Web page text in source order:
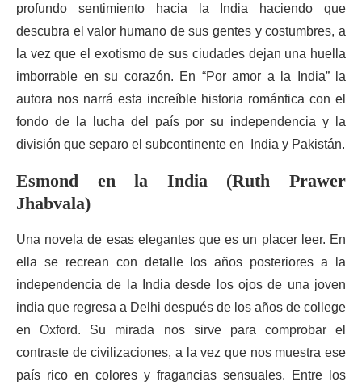
profundo sentimiento hacia la India haciendo que
descubra el valor humano de sus gentes y costumbres, a
la vez que el exotismo de sus ciudades dejan una huella
imborrable en su corazón. En “Por amor a la India” la
autora nos narrá esta increíble historia romántica con el
fondo de la lucha del país por su independencia y la
división que separo el subcontinente en India y Pakistán.
Esmond en la India (Ruth Prawer
Jhabvala)
Una novela de esas elegantes que es un placer leer. En
ella se recrean con detalle los años posteriores a la
independencia de la India desde los ojos de una joven
india que regresa a Delhi después de los años de college
en Oxford. Su mirada nos sirve para comprobar el
contraste de civilizaciones, a la vez que nos muestra ese
país rico en colores y fragancias sensuales. Entre los